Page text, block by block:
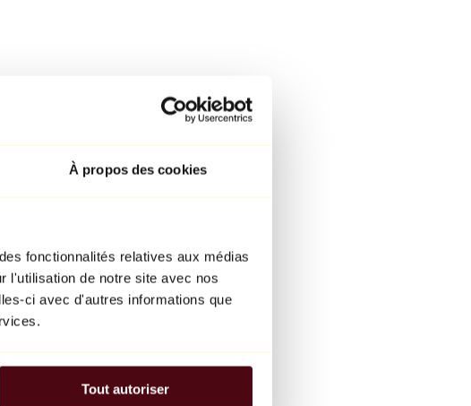
À propos des cookies
fonctionnalités relatives aux médias
l'utilisation de notre site avec nos
ci avec d'autres informations que
Tout autoriser